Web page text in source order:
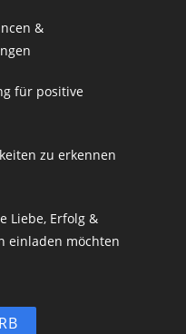
&
für positive
zu erkennen
Liebe, Erfolg &
einladen möchten